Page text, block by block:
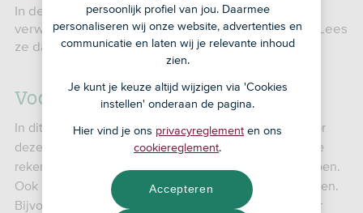
In de voorwaarden lees je wat je van ons kunt
verwachten. Maar ook wat wij van jou verwachten. Lees
ze daarom goed door.
Voorwaarden SNS Lijfrente
In dit document lees je welke afspraken er gelden voor
deze bankspaarrekening. Bijvoorbeeld dat je met deze
rekening kunt sparen voor een aanvulling op je pensioen.
Ook lees je hoe je je bankspaarrekening moet gebruiken.
Bijvoorbeeld welke bedragen je kunt overboeken naar
persoonlijk profiel van jou. Daarmee
personaliseren wij onze website, advertenties en
communicatie en laten wij je relevante inhoud
zien.
Je kunt je keuze altijd wijzigen via 'Cookies
instellen' onderaan de pagina.
Hier vind je ons privacyreglement en ons
cookiereglement.
Accepteren